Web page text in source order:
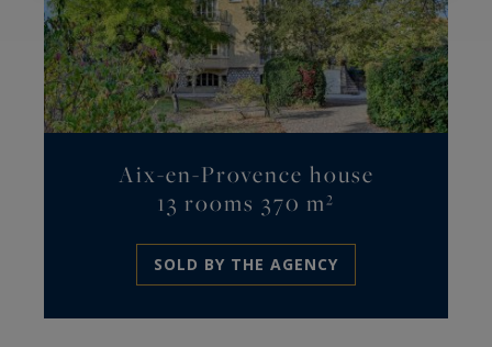
Aix-en-Provence house
13 rooms 370 m²
SOLD BY THE AGENCY